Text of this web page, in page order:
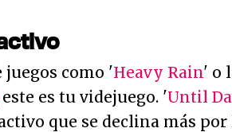
juegos como 'Heavy Rain' o
este es tu videjuego. 'Until
que se declina más por